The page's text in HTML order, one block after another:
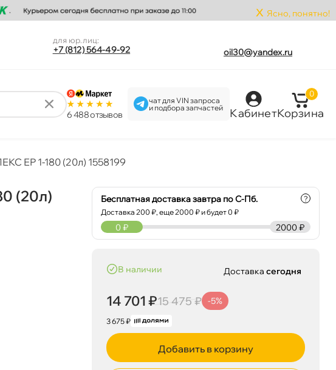
x Ясно, понятно!
для юр.лиц:
+7 (812) 564-49-92 oil30@yandex.ru
6 488 отзыво
чат для VIN запроса
и подбора запчастей
Кабинет
0
Корзина
ЕР 1-180 (20л) 1558199
(20л)
Бесплатная доставка завтра по С-Пб.
Доставка200 ₽, еще2000 ₽ и будет 0 ₽
?
2000 ₽
0 ₽
наличии
14 701 ₽15 475 ₽ -5%
3 675 ₽
Доставкасегодня
Добавить в корзину